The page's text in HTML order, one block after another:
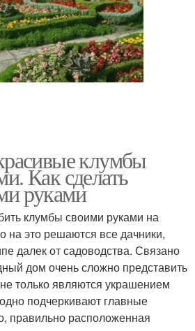
клумбы
Как сделать
руками
клумбы своими руками на
на это решаются все дачники,
далек от садоводства. Связано
дом очень сложно представить
только являются украшением
подчеркивают главные
правильно расположенная